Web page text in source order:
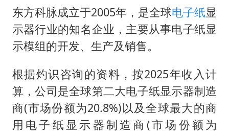
东方科脉成立于2005年，是全球电子纸显
示器行业的知名企业，主要从事电子纸显
示模组的开发、生产及销售。
根据灼识咨询的资料，按2025年收入计
算，公司是全球第二大电子纸显示器制造
商(市场份额为20.8%)以及全球最大的商
用电子纸显示器制造商(市场份额为